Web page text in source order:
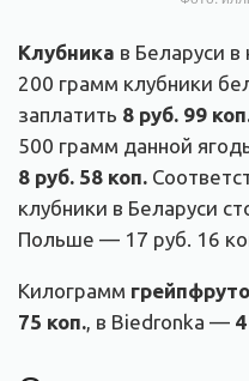
Клубника в Беларуси в
200 грамм клубники
заплатить 8 руб. 99
500 грамм данной
8 руб. 58 коп.
клубники в Беларуси
Польше — 17 руб. 16
Килограмм
75 коп., в Biedronka —